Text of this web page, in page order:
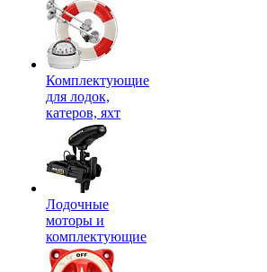
Комплектующие
для лодок,
катеров, яхт
Лодочные
моторы и
комплектующие